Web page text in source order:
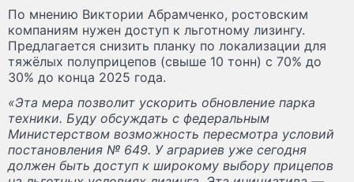
По мнению Виктории Абрамченко, ростовским
компаниям нужен доступ к льготному лизингу.
Предлагается снизить планку по локализации для
тяжёлых полуприцепов (свыше 10 тонн) с 70% до
30% до конца 2025 года.
«Эта мера позволит ускорить обновление парка
техники. Буду обсуждать с федеральным
Министерством возможность пересмотра условий
постановления № 649. У аграриев уже сегодня
должен быть доступ к широкому выбору прицепов